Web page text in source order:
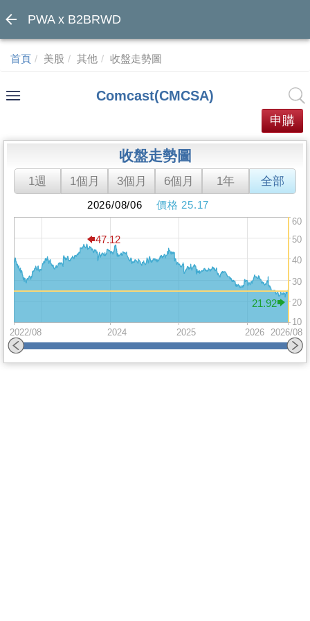
PWA x B2BRWD
首頁 美股 其他 收盤走勢圖
Comcast(CMCSA)
申購
收盤走勢圖
1週 1個月 3個月 6個月 1年 全部
2026/08/06 價格 25.17